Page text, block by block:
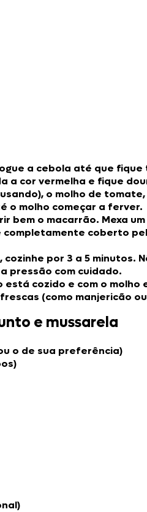
a cebola até que
a cor vermelha e fique
o molho de
o molho começar a ferver.
bem o macarrão. Mexa
coberto
por 3 a 5
pressão com cuidado.
cozido e com o molho
(como manjericão
e mussarela
o de sua preferência)